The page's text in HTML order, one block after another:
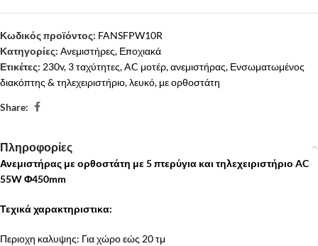
Κωδικός προϊόντος: FANSFPW10R
Κατηγορίες: Ανεμιστήρες, Εποχιακά
Ετικέτες: 230v, 3 ταχύτητες,AC μοτέρ,ανεμιστήρας, Ενσωματωμένος
διακόπτης & τηλεχειριστήριο,λευκό, με ορθοστάτη
Share:
Πληροφορίες
Ανεμιστήρας με ορθοστάτη με 5 πτερύγια και τηλεχειριστήριο AC
55W Φ450mm
Τεχικά χαρακτηριστικα:
Περιοχη καλυψης: Για χώρο εώς 20 τμ